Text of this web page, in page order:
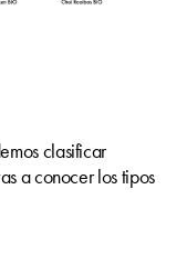
clasificar
a conocer los tipos